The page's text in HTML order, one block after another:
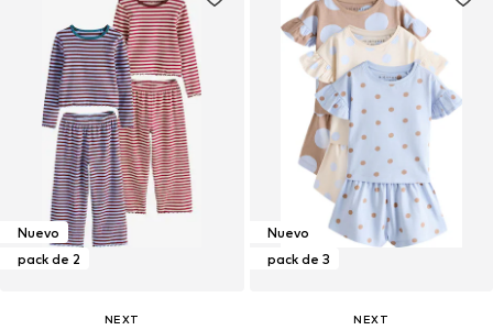
Nuevo
pack de 2
NEXT
Nuevo
pack de 3
NEXT